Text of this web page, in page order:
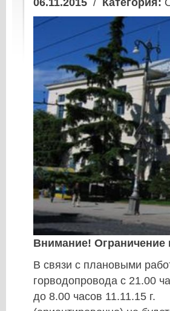
06.11.2015 / Категория:
Внимание! Ограничение
В связи с плановыми
горводопровода с 21.00
до 8.00 часов 11.11.15 г.